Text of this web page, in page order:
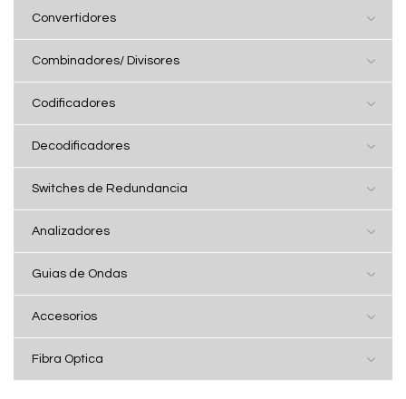
Convertidores
Combinadores/ Divisores
Codificadores
Decodificadores
Switches de Redundancia
Analizadores
Guias de Ondas
Accesorios
Fibra Optica